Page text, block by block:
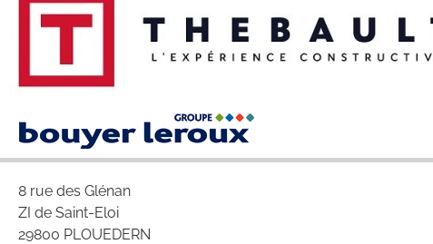
8 rue des Glénan
ZI de Saint-Eloi
29800 PLOUEDERN